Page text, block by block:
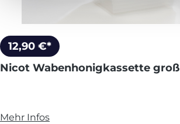
12,90 €*
Nicot Wabenhonigkassette groß
Mehr Infos